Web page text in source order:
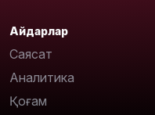
Айдарлар
Саясат
Аналитика
Қоғам